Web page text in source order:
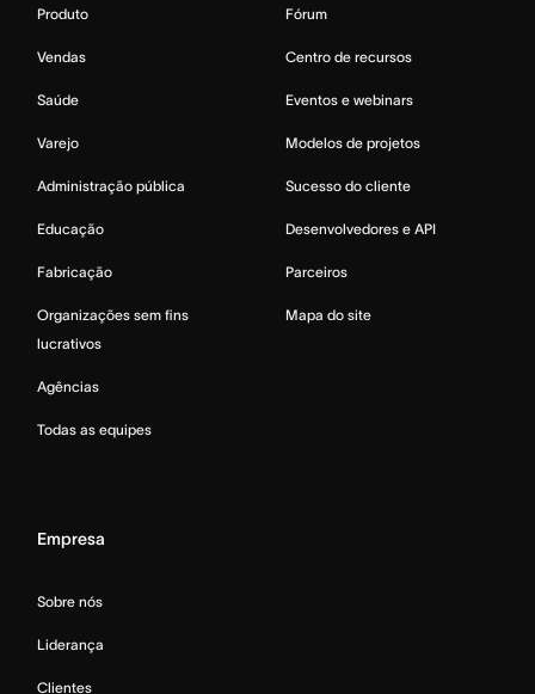
Produto
Vendas
Saúde
Varejo
Administração pública
Educação
Fabricação
Organizações sem fins
lucrativos
Agências
Todas as equipes
Fórum
Centro de recursos
Eventos e webinars
Modelos de projetos
Sucesso do cliente
Desenvolvedores e API
Parceiros
Mapa do site
Empresa
Sobre nós
Liderança
Clientes